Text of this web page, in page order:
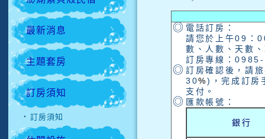
最新消息
主題套房
訂房須知
‧ 訂房須知
◎ 電話訂房：
請您於上午09：
數、人數、天數
訂房專線：
◎ 訂房確認後，請
30%)，完成訂房
支付。
◎ 匯款帳號：
銀行